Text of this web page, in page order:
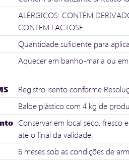
ALÉRGICOS: CONTÉM
CONTÉM LACTOSE.
Quantidade suficiente para
Aquecer em banho-maria ou
Registro isento conforme
Balde plástico com 4 kg de
Conservar em local seco,
até o final da validade.
6 meses sob as condições de